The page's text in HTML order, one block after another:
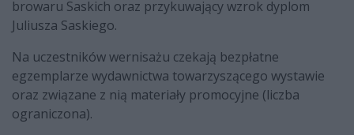
browaru Saskich oraz przykuwający wzrok dyplom
Juliusza Saskiego.
Na uczestników wernisażu czekają bezpłatne
egzemplarze wydawnictwa towarzyszącego wystawie
oraz związane z nią materiały promocyjne (liczba
ograniczona).